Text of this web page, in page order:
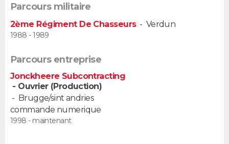
Parcours militaire
2ème Régiment De Chasseurs- Verdun
1988 - 1989
Parcours entreprise
Jonckheere Subcontracting
- Ouvrier (Production)
- Brugge/sint andries
commande numerique
1998 - maintenant